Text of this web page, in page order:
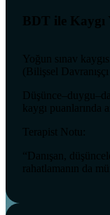
BDT ile Kaygı
Yoğun sınav
(Bilişsel
kaygı puanlarında
Terapist Notu:
“Danışan,
rahatlamanın da